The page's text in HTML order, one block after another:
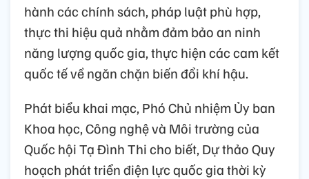
hành các chính sách, pháp luật phù hợp,
thực thi hiệu quả nhằm đảm bảo an ninh
năng lượng quốc gia, thực hiện các cam kết
quốc tế về ngăn chặn biến đổi khí hậu.
Phát biểu khai mạc, Phó Chủ nhiệm Ủy ban
Khoa học, Công nghệ và Môi trường của
Quốc hội Tạ Đình Thi cho biết, Dự thảo Quy
hoạch phát triển điện lực quốc gia thời kỳ